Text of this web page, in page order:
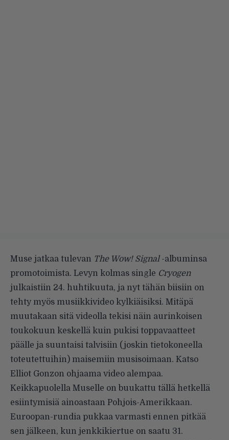
Muse jatkaa tulevan The Wow! Signal-albuminsa
promotoimista. Levyn kolmas single Cryogen
julkaistiin 24. huhtikuuta, ja nyt tähän biisiin on
tehty myös musiikkivideo kylkiäisiksi. Mitäpä
muutakaan sitä videolla tekisi näin aurinkoisen
toukokuun keskellä kuin pukisi toppavaatteet
päälle ja suuntaisi talvisiin (joskin tietokoneella
toteutettuihin) maisemiin musisoimaan. Katso
Elliot Gonzon ohjaama video alempaa.
Keikkapuolella Muselle on buukattu tällä hetkellä
esiintymisiä ainoastaan Pohjois-Amerikkaan.
Euroopan-rundia pukkaa varmasti ennen pitkää
sen jälkeen, kun jenkkikiertue on saatu 31.